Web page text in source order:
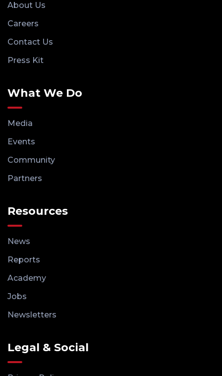
About Us
Careers
Contact Us
Press Kit
What We Do
Media
Events
Community
Partners
Resources
News
Reports
Academy
Jobs
Newsletters
Legal & Social